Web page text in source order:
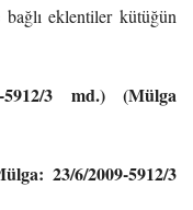
eklentiler kütüğün
5912/3 md.) (Mülga
23/6/2009-5912/3